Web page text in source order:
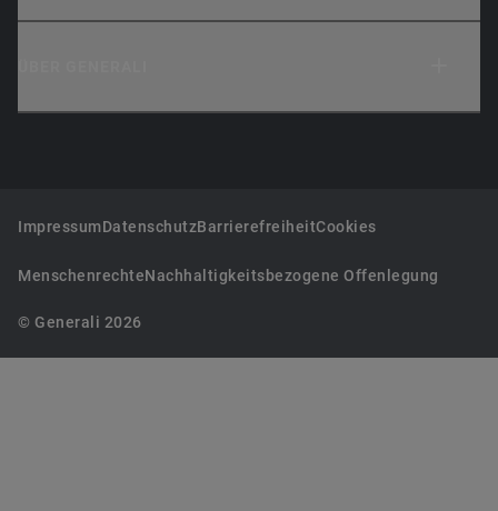
ImpressumDatenschutzBarrierefreiheitCookies
MenschenrechteNachhaltigkeitsbezogene Offenlegung
© Generali 2026